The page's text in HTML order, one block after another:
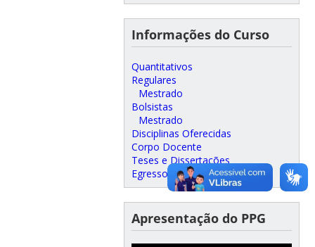
Informações do Curso
Quantitativos
Regulares
Mestrado
Bolsistas
Mestrado
Disciplinas Oferecidas
Corpo Docente
Teses e Dissertações
Egressos
Apresentação do PPG